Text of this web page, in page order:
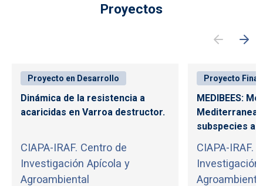
Proyectos
Proyecto en Desarrollo
Dinámica de la resistencia a
acaricidas en Varroa destructor.
CIAPA-IRAF. Centro de
Investigación Apícola y
Agroambiental
Proyecto
MEDIBEES:
subspecies
CIAPA-IRAF.
Investigación